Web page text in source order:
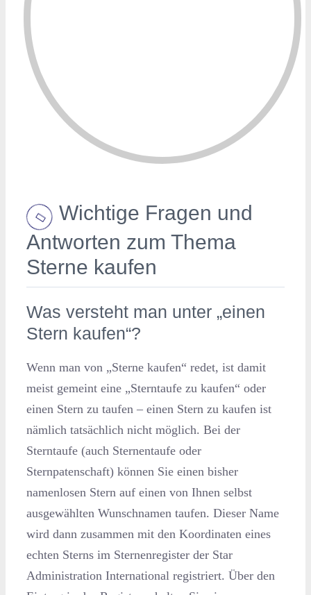
Wichtige Fragen und
Antworten zum Thema
Sterne kaufen
Was versteht man unter „einen
Stern kaufen“?
Wenn man von „Sterne kaufen“ redet, ist damit
meist gemeint eine „Sterntaufe zu kaufen“ oder
einen Stern zu taufen – einen Stern zu kaufen ist
nämlich tatsächlich nicht möglich. Bei der
Sterntaufe (auch Sternentaufe oder
Sternpatenschaft) können Sie einen bisher
namenlosen Stern auf einen von Ihnen selbst
ausgewählten Wunschnamen taufen. Dieser Name
wird dann zusammen mit den Koordinaten eines
echten Sterns im Sternenregister der Star
Administration International registriert. Über den